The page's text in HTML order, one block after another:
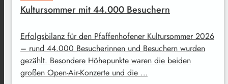
Kultursommer mit 44.000 Besuchern
Erfolgsbilanz für den Pfaffenhofener Kultursommer 2026
– rund 44.000 Besucherinnen und Besuchern wurden
gezählt. Besondere Höhepunkte waren die beiden
großen Open-Air-Konzerte und die …